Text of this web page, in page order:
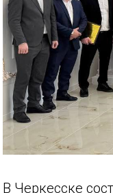
В Черкесске